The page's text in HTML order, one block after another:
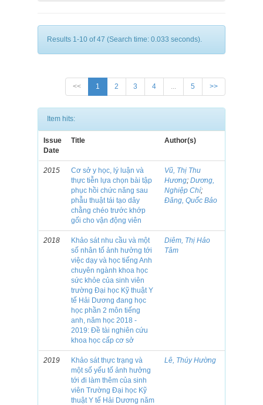
Results 1-10 of 47 (Search time: 0.033 seconds).
<< 1 2 3 4 ... 5 >>
Item hits:
Issue
Date
Title Author(s)
2015
Cơ sở y học, lý luận và
thực tiễn lựa chọn bài tập
phục hồi chức năng sau
phẫu thuật tái tạo dây
chằng chéo trước khớp
gối cho vận động viên
Vũ, Thị Thu
Hương; Dương,
Nghiệp Chí;
Đăng, Quốc Bảo
2018
Khảo sát nhu cầu và một
số nhân tố ảnh hưởng tới
việc dạy và học tiếng Anh
chuyên ngành khoa học
sức khỏe của sinh viên
trường Đại học Kỹ thuật Y
tế Hải Dương đang học
học phần 2 môn tiếng
anh, năm học 2018 -
2019: Đề tài nghiên cứu
khoa học cấp cơ sở
Diêm, Thị Hảo
Tâm
2019
Khảo sát thực trạng và
một số yếu tố ảnh hưởng
tới đi làm thêm của sinh
viên Trường Đại học Kỹ
thuật Y tế Hải Dương năm
Lê, Thúy Hường